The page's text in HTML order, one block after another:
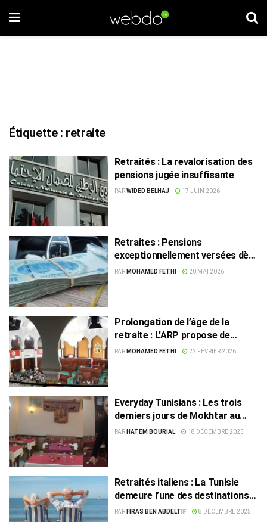
Étiquette : retraite
Retraités : La revalorisation des
pensions jugée insuffisante
PARWIDED BELHAJ 17 JUIN 2026
Retraites : Pensions
exceptionnellement versées dès
le 21 mai, hausse de 5% pour la
PAR MOHAMED FETHI 20 MAI 2026
Prolongation de l’âge de la
retraite : L’ARP propose de
nouvelles règles pour le secteur
PAR MOHAMED FETHI 22 FÉVRIER 2026
Everyday Tunisians : Les trois
derniers jours de Mokhtar au
Boléro
PAR HATEM BOURIAL 18 DÉCEMBRE 2025
Retraités italiens : La Tunisie
demeure l’une des destinations
les plus dynamiques
PAR FIRAS BEN ABDELTIF 8 DÉCEMBRE 2025